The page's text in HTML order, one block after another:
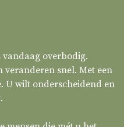
vandaag overbodig.
snel. Met een
U wilt onderscheidend en